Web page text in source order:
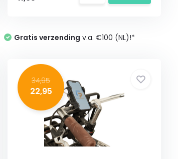
Gratis verzending v.a. €100 (NL)!*
34,95
22,95